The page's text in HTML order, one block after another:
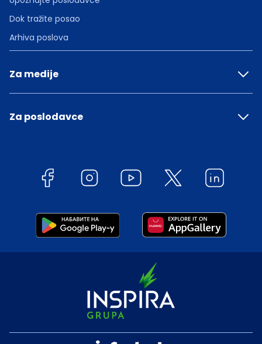
Dok tražite posao
Arhiva poslova
Za medije
Za poslodavce